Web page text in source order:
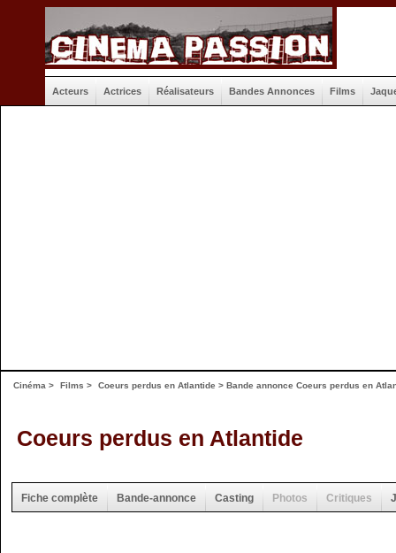
Acteurs Actrices Réalisateurs Bandes Annonces Films
Cinéma > Films > Coeurs perdus en Atlantide > Bande annonce Coeurs perdus en
Coeurs perdus en Atlantide
Fiche complète Bande-annonce Casting Photos Critiques